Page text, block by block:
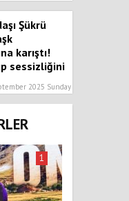
Şükrü
karıştı!
sessizliğini
2025 Sunday
1